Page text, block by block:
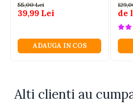
55,00 Lei
39,99 Lei
ADAUGA IN COS
de
Alti clienti au